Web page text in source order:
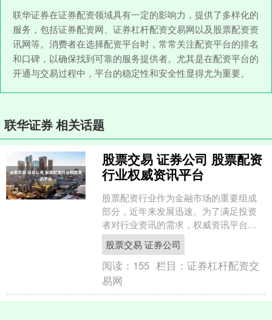
联华证券在证券配资领域具有一定的影响力，提供了多样化的
服务，包括证券配资网、证券杠杆配资交易网以及股票配资资
讯网等。消费者在选择配资平台时，常常关注配资平台的排名
和口碑，以确保找到可靠的服务提供者。尤其是在配资平台的
开通与交易过程中，平台的稳定性和安全性显得尤为重要。
联华证券 相关话题
股票交易 证券公司 股票配资
行业权威资讯平台
股票配资行业作为金融市场的重要组成
部分，近年来发展迅速。为了满足投资
者对行业资讯的需求，权威资讯平台应
运而生。 * **监管合规：**选择受监管机
构认可的平台，....
股票交易 证券公司
阅读： 155 栏目：证券杠杆配资交
易网